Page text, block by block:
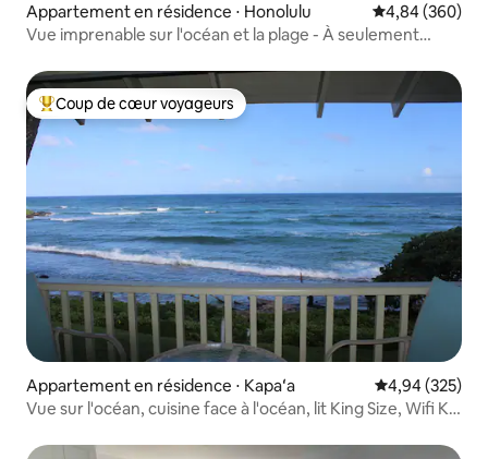
Appartement en résidence ⋅ Honolulu Évaluation
4,84 (360)
Vue imprenable sur l'océan et la plage - À seulement
Coups de cœur voyageurs les plus appréciés
Coup de cœur voyageurs
Appartement en résidence ⋅ Kapaʻa Évaluation
4,94 (325)
Vue sur l'océan, cuisine face à l'océan, lit King Size, Wifi K-